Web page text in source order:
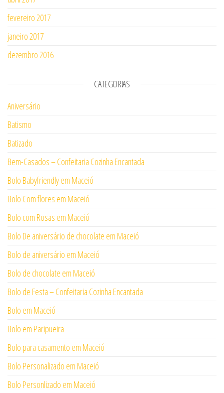
fevereiro 2017
janeiro 2017
dezembro 2016
CATEGORIAS
Aniversário
Batismo
Batizado
Bem-Casados – Confeitaria Cozinha Encantada
Bolo Babyfriendly em Maceió
Bolo Com flores em Maceió
Bolo com Rosas em Maceió
Bolo De aniversário de chocolate em Maceió
Bolo de aniversário em Maceió
Bolo de chocolate em Maceió
Bolo de Festa – Confeitaria Cozinha Encantada
Bolo em Maceió
Bolo em Paripueira
Bolo para casamento em Maceió
Bolo Personalizado em Maceió
Bolo Personlizado em Maceió